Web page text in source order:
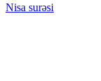
Nisa surəsi